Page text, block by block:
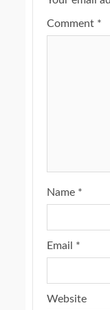
Comment *
Name *
Email *
Website